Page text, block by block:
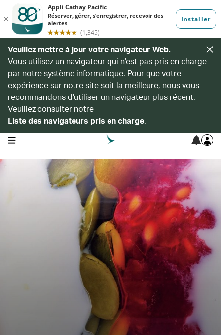
Veuillez mettre à jour votre navigateur Web.
Vous utilisez un navigateur qui n’est pas pris en charge
par notre système informatique. Pour que votre
expérience sur notre site soit la meilleure, nous vous
recommandons d’utiliser un navigateur plus récent.
Veuillez consulter notre
Liste des navigateurs pris en charge.
open navigation menu